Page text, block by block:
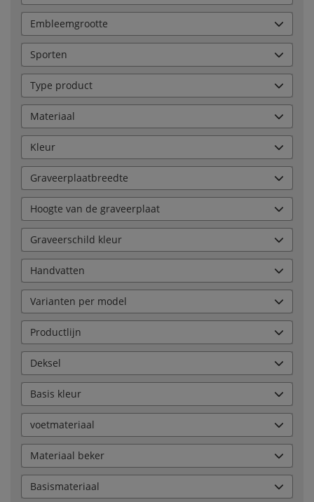
Embleemgrootte
Sporten
Type product
Materiaal
Kleur
Graveerplaatbreedte
Hoogte van de graveerplaat
Graveerschild kleur
Handvatten
Varianten per model
Productlijn
Deksel
Basis kleur
voetmateriaal
Materiaal beker
Basismateriaal